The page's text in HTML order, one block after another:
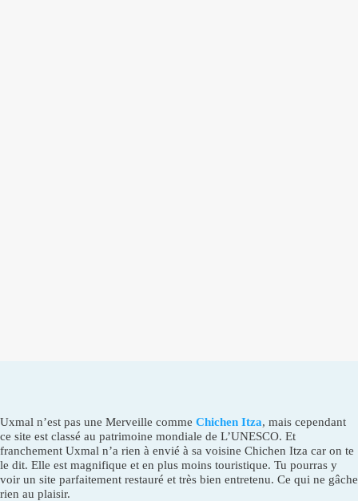
Uxmal n’est pas une Merveille comme Chichen Itza, mais cependant
ce site est classé au patrimoine mondiale de L’UNESCO. Et
franchement Uxmal n’a rien à envié à sa voisine Chichen Itza car on te
le dit. Elle est magnifique et en plus moins touristique. Tu pourras y
voir un site parfaitement restauré et très bien entretenu. Ce qui ne gâche
rien au plaisir.